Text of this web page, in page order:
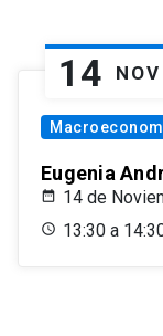
14 NOV
Eugenia
14 de
13:30 a